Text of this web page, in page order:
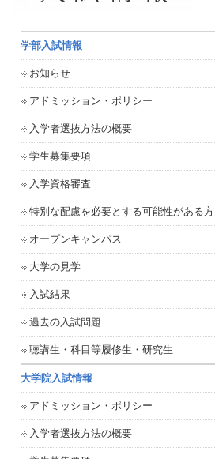
学部入試情報
お知らせ
アドミッション・ポリシー
入学者選抜方法の概要
学生募集要項
入学資格審査
特別な配慮を必要とする可能性がある方
オープンキャンパス
大学の見学
入試結果
過去の入試問題
聴講生・科目等履修生・研究生
大学院入試情報
アドミッション・ポリシー
入学者選抜方法の概要